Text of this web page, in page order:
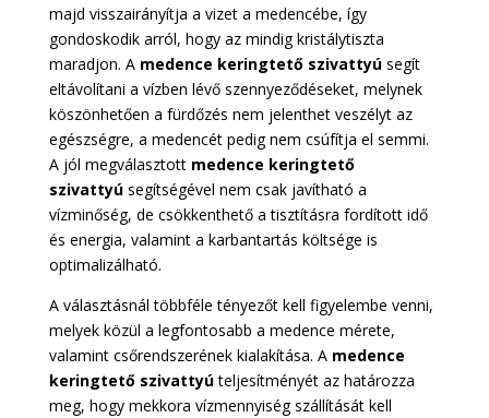
majd visszairányítja a vizet a medencébe, így
gondoskodik arról, hogy az mindig kristálytiszta
maradjon. A medence keringtető szivattyúsegít
eltávolítani a vízben lévő szennyeződéseket, melynek
köszönhetően a fürdőzés nem jelenthet veszélyt az
egészségre, a medencét pedig nem csúfítja el semmi.
A jól megválasztott medence keringtető
szivattyúsegítségével nem csak javítható a
vízminőség, de csökkenthető a tisztításra fordított idő
és energia, valamint a karbantartás költsége is
optimalizálható.
A választásnál többféle tényezőt kell figyelembe venni,
melyek közül a legfontosabb a medence mérete,
valamint csőrendszerének kialakítása. A medence
keringtető szivattyúteljesítményét az határozza
meg, hogy mekkora vízmennyiség szállítását kell